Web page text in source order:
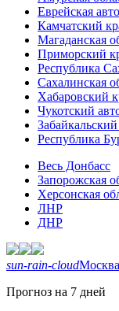
Еврейская
Камчатский
Магаданская
Приморский
Республика
Сахалинская
Хабаровский
Чукотский
Республика
Весь Донбасс
Запорожская
Херсонская
ЛНР
ДНР
sun-rain-cloudМосква
Прогноз на 7 дней